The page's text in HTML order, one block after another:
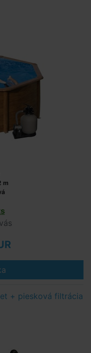
m
+ piesková filtrácia